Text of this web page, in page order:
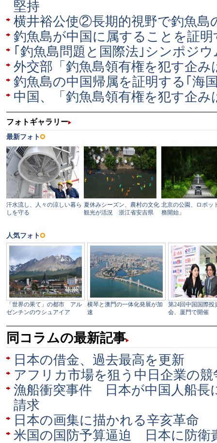
堅持
横井裕公使②長期的視野で釣魚島
釣魚島が中国に属することを証
｢釣魚島問題と国際法｣シンポジ
外交部「釣魚島領有権を犯す企み
釣魚島の中国帰属を証明する｢海
中国、「釣魚島領有権を犯す企み
同コラムの最新記事
日本の借金、過去最高を更新
アフリカ市場を狙う中日企業の競
漁船衝突事件 日本が中国人船長
請求
日本の画集に描かれる辛亥革命
米国の国防予算逼迫 日本に防衛